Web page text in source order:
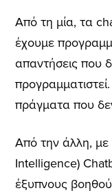
Από τη μία, τα
έχουμε
απαντήσεις που
πράγματα που
Από την άλλη, με
Intelligence)
έξυπνους